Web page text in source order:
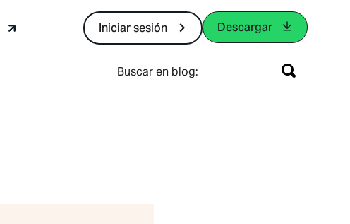
Iniciar sesión Descargar
Buscar en blog: